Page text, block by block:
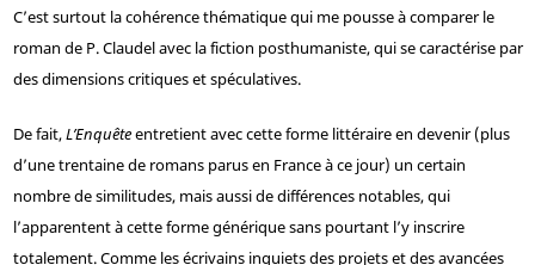
C’est surtout la cohérence thématique qui me pousse à comparer le
roman de P. Claudel avec la fiction posthumaniste, qui se caractérise par
des dimensions critiques et spéculatives.
De fait,L’Enquêteentretient avec cette forme littéraire en devenir (plus
d’une trentaine de romans parus en France à ce jour) un certain
nombre de similitudes, mais aussi de différences notables, qui
l’apparentent à cette forme générique sans pourtant l’y inscrire
totalement. Comme les écrivains inquiets des projets et des avancées